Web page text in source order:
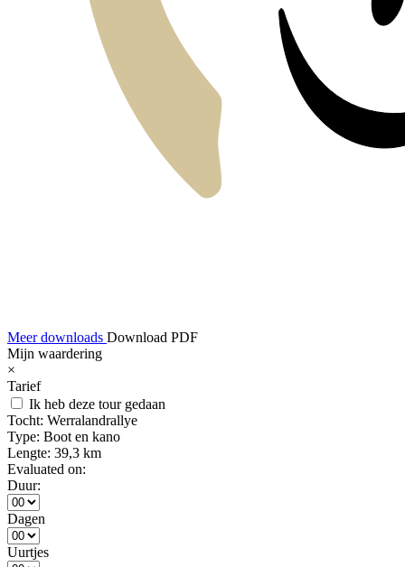
Meer downloads Download PDF
Mijn waardering
×
Tarief
Ik heb deze tour gedaan
Tocht: Werralandrallye
Type: Boot en kano
Lengte: 39,3 km
Evaluated on:
Duur:
Dagen
Uurtjes